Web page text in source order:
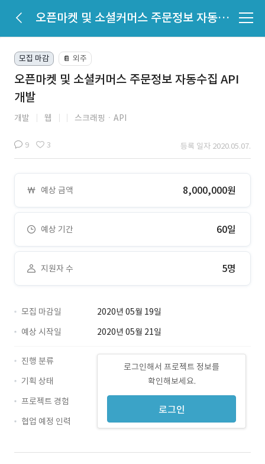
오픈마켓 및 소셜커머스 주문정보 자동수집 API 개발
모집 마감 📔 외주
오픈마켓 및 소셜커머스 주문정보 자동수집 API
개발
개발 웹 스크래핑ㆍAPI
9 3 등록 일자 2020.05.07.
예상 금액 8,000,000원
예상 기간 60일
지원자 수 5명
모집 마감일
2020년 05월 19일
예상 시작일
2020년 05월 21일
로그인해서 프로젝트 정보를
확인해보세요.
로그인
진행 분류
기획 상태
프로젝트 경험
협업 예정 인력